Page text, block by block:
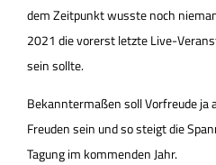
dem Zeitpunkt wusste noch
2021 die vorerst letzte Live-
sein sollte.
Bekanntermaßen soll Vorfreude ja
Freuden sein und so steigt die
Tagung im kommenden Jahr.